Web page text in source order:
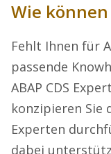
Wie
Fehlt Ihnen für
passende
ABAP CDS
konzipieren Sie
Experten
dabei